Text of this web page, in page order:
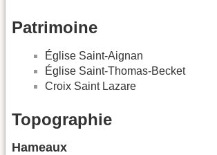
Patrimoine
Église Saint-Aignan
Église Saint-Thomas-Becket
Croix Saint Lazare
Topographie
Hameaux